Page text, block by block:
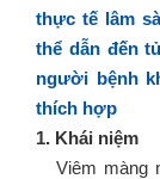
thực tế lâm
thể dẫn đến
người bệnh
thích hợp
1. Khái niệm
Viêm màng